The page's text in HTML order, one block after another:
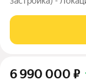
жилищное
Возможность
6 990 000 ₽